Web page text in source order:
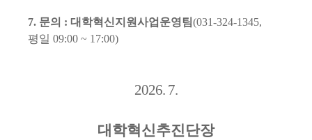
7. 문의 : 대학혁신지원사업운영팀(031-324-1345,
평일 09:00 ~ 17:00)
2026. 7.
대학혁신추진단장